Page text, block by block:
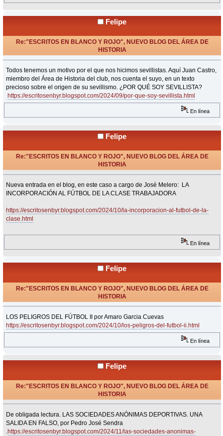
Felipe
Re:"ESCRITOS EN BLANCO Y ROJO", NUEVO BLOG DEL ÁREA DE
HISTORIA
Todos tenemos un motivo por el que nos hicimos sevillistas. Aquí Juan Castro,
miembro del Área de Historia del club, nos cuenta el suyo, en un texto
precioso sobre el origen de su sevillismo. ¿POR QUÉ SOY SEVILLISTA?
https://escritosenbyr.blogspot.com/2024/09/por-que-soy-sevillista.html
En línea
Felipe
Re:"ESCRITOS EN BLANCO Y ROJO", NUEVO BLOG DEL ÁREA DE
HISTORIA
Nueva entrada en el blog, en este caso a cargo de José Melero: LA
INCORPORACIÓN AL FÚTBOL DE LA CLASE TRABAJADORA
https://escritosenbyr.blogspot.com/2024/10/la-incorporacion-al-futbol-de-la-
clase.html
En línea
Felipe
Re:"ESCRITOS EN BLANCO Y ROJO", NUEVO BLOG DEL ÁREA DE
HISTORIA
LOS PELIGROS DEL FÚTBOL II por Amaro Garcia Cuevas
https://escritosenbyr.blogspot.com/2024/10/los-peligros-del-futbol-ii.html
En línea
Felipe
Re:"ESCRITOS EN BLANCO Y ROJO", NUEVO BLOG DEL ÁREA DE
HISTORIA
De obligada lectura. LAS SOCIEDADES ANÓNIMAS DEPORTIVAS. UNA
SALIDA EN FALSO, por Pedro José Sendra
.https://escritosenbyr.blogspot.com/2024/11/las-sociedades-anonimas-